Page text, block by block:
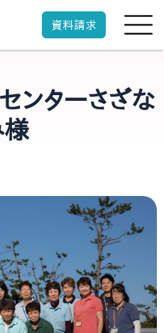
資料請求
ンターさざな
様